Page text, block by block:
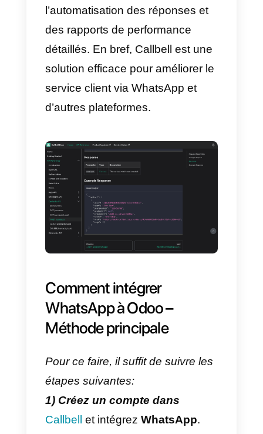
service client basée sur la
conversation. Elle se concentre
sur l’amélioration de la
communication entre les
entreprises et leurs clients par le
notammentWhatsApp
. Callbell
permet aux entreprises de gérer
et de répondre aux messages
des clients de manière efficace et
organisée, ce qui améliore
augmente sa satisfaction.
En outre, Callbell offre un large
éventail de fonctionnalités, telles
que l’intégration avec d’autres
plateformes comme
Instagram et Telegram